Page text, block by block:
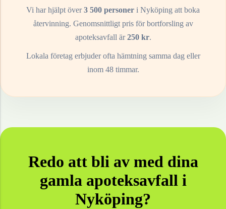
Vi har hjälpt över3 500 personer i Nyköping att boka
återvinning. Genomsnittligt pris för bortforsling av
apoteksavfall är250kr.
Lokala företag erbjuder ofta hämtning samma dag eller
inom 48 timmar.
Redo att bli av med dina
gamla apoteksavfalli
Nyköping?